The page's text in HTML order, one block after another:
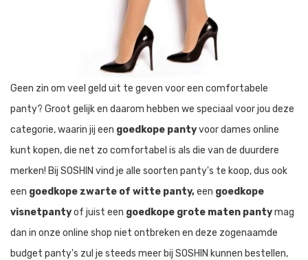
Geen zin om veel geld uit te geven voor een comfortabele
panty? Groot gelijk en daarom hebben we speciaal voor jou deze
categorie, waarin jij een goedkope pantyvoor dames online
kunt kopen, die net zo comfortabel is als die van de duurdere
merken! Bij SOSHIN vind je alle soorten panty's te koop, dus ook
een goedkope zwarte of witte panty,een goedkope
visnetpantyof juist een goedkope grote maten pantymag
dan in onze online shop niet ontbreken en deze zogenaamde
budget panty's zul je steeds meer bij SOSHIN kunnen bestellen,